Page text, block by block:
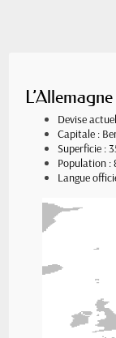
Devise
Capitale :
Superficie :
Population :
Langue